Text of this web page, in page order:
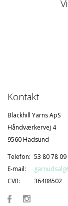
Kontakt
Blackhill Yarns ApS
Håndværkervej 4
9560 Hadsund
Telefon: 53 80 78 09
E-mail:
CVR:
36408502